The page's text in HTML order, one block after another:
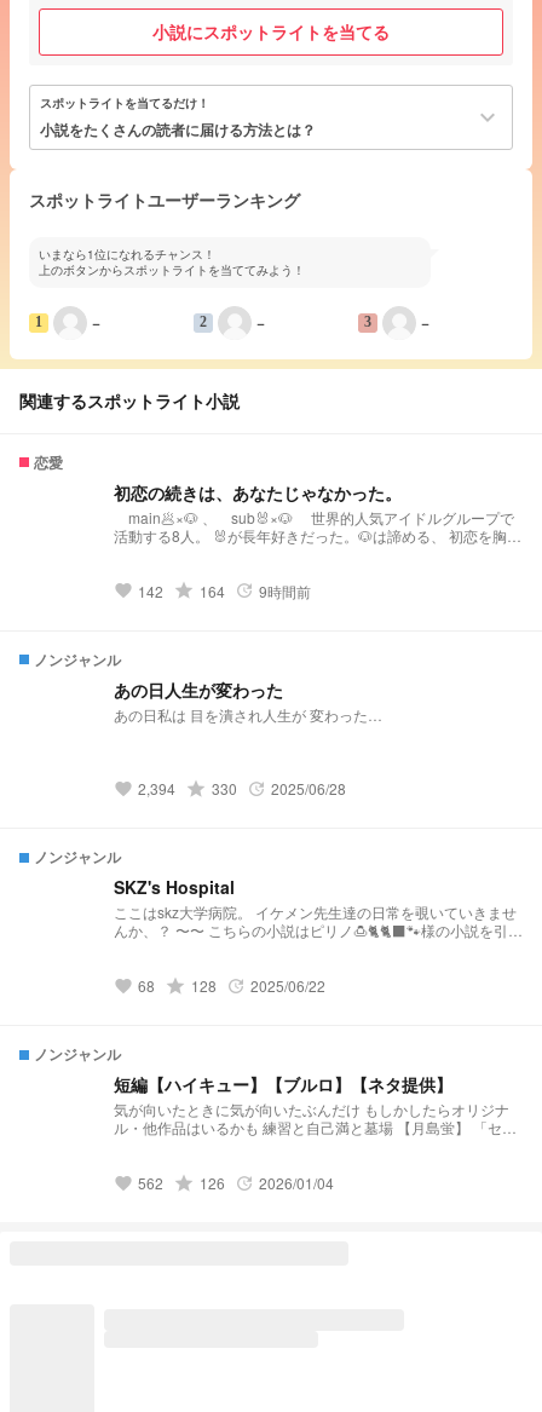
小説にスポットライトを当てる
スポットライトを当てるだけ！
小説をたくさんの読者に届ける方法とは？ keyboard_arrow_down
スポットライトユーザーランキング
いまなら1位になれるチャンス！
上のボタンからスポットライトを当ててみよう！
1 − 2 − 3 −
関連するスポットライト小説
恋愛
初恋の続きは、あなたじゃなかった。
main🥟×🐶 、 sub🐰×🐶 世界的人気アイドルグループで
活動する8人。 🐰が長年好きだった。🐶は諦める、 初恋を胸に
ずだった ーーー "恋"だった。 そんな親友の距離から恋に
favorite 142 grade 164 update 9時間前
ノンジャンル
あの日人生が変わった
あの日私は 目を潰され人生が 変わった…
favorite 2,394 grade 330 update 2025/06/28
ノンジャンル
SKZ's Hospital
ここはskz大学病院。 イケメン先生達の日常を覗いていきませ
んか、？ 〜〜 こちらの小説はピリノ🍮🐈🐈‍⬛🐾様の小説を引き
体調不良から診察まで…… 基本的にどんなリクエストもお待
favorite 68 grade 128 update 2025/06/22
ノンジャンル
短編【ハイキュー】【ブルロ】【ネタ提供】
気が向いたときに気が向いたぶんだけ もしかしたらオリジナ
ル・他作品はいるかも 練習と自己満と墓場 【月島蛍】 「セレ
治】 「先輩、まだ独り身なんすか？(笑)」 小説になりました↓
favorite 562 grade 126 update 2026/01/04